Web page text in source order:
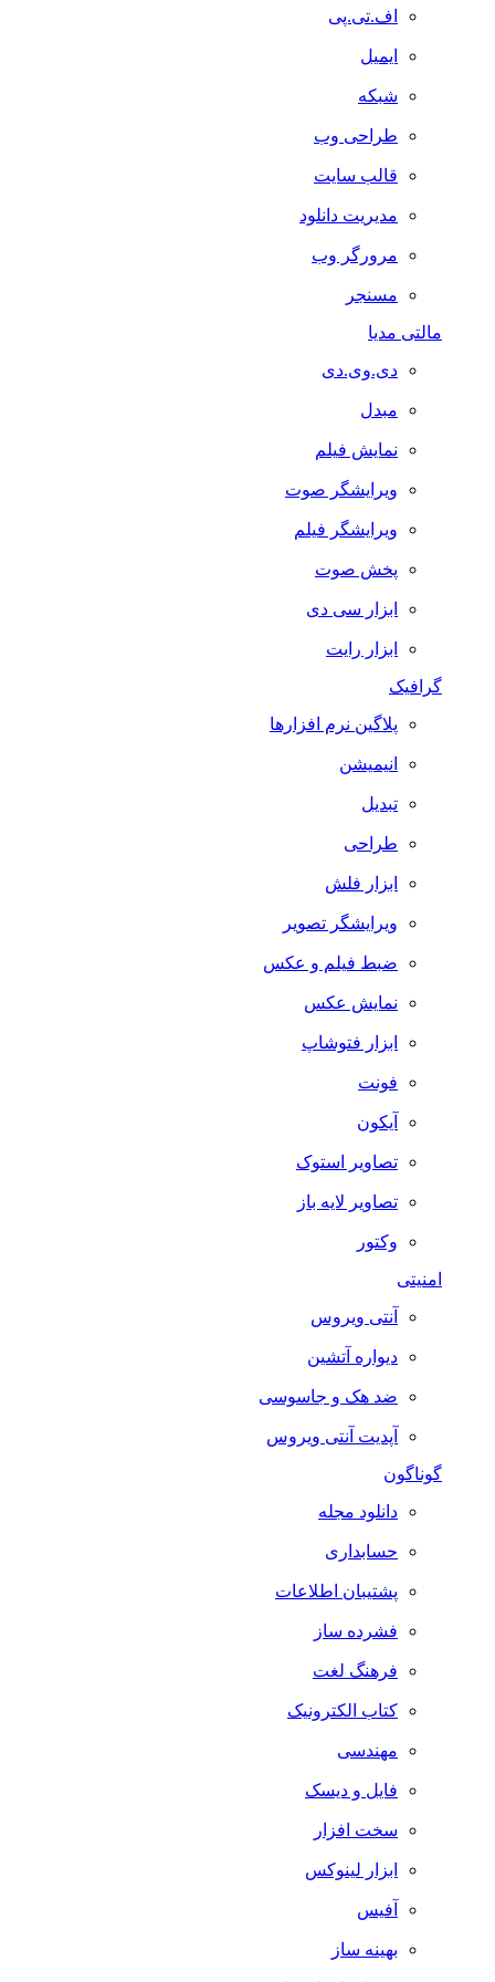
اف.تی.پی
ایمیل
شبکه
طراحی وب
قالب سایت
مدیریت دانلود
مرورگر وب
مسنجر
مالتی مدیا
دی.وی.دی
مبدل
نمایش فیلم
ویرایشگر صوت
ویرایشگر فیلم
پخش صوت
ابزار سی دی
ابزار رایت
گرافیک
پلاگین نرم افزارها
انیمیشن
تبدیل
طراحی
ابزار فلش
ویرایشگر تصویر
ضبط فيلم و عكس
نمایش عکس
ابزار فتوشاپ
فونت
آیکون
تصاویر استوک
تصاویر لایه باز
وکتور
امنیتی
آنتی ویروس
دیواره آتشین
ضد هک و جاسوسی
آپدیت آنتی ویروس
گوناگون
دانلود مجله
حسابداری
پشتیبان اطلاعات
فشرده ساز
فرهنگ لغت
کتاب الکترونیک
مهندسی
فایل و دیسک
سخت افزار
ابزار لینوکس
آفیس
بهینه ساز